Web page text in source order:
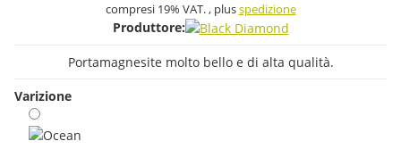
compresi 19% VAT. , plusspedizione
Produttore:
Portamagnesite molto bello e di alta qualità.
Varizione